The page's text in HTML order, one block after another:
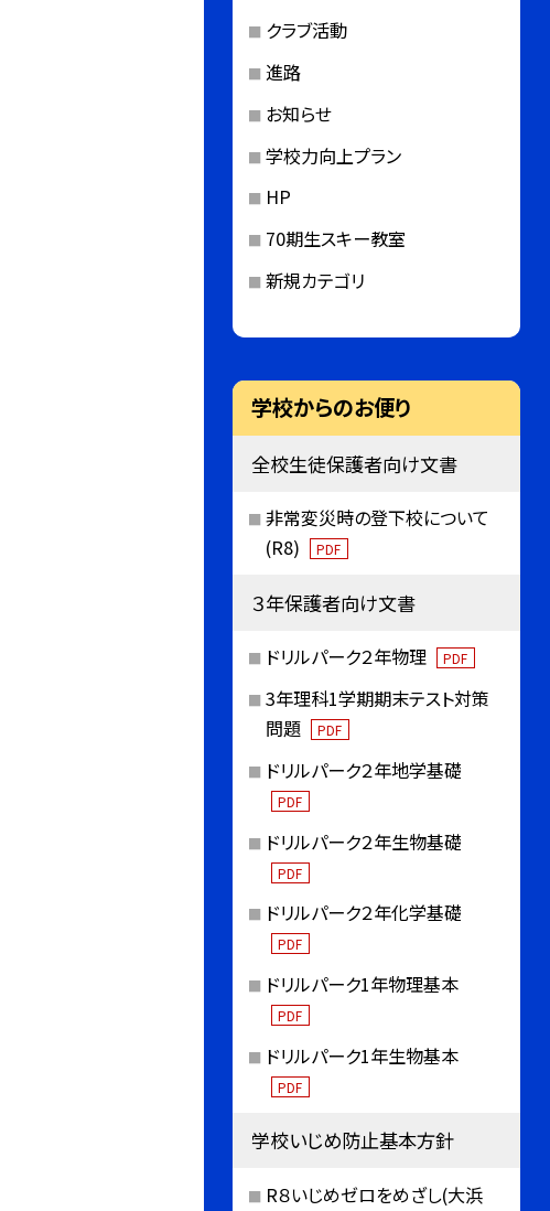
クラブ活動
進路
お知らせ
学校力向上プラン
HP
70期生スキー教室
新規カテゴリ
学校からのお便り
全校生徒保護者向け文書
非常変災時の登下校について
(R8)
PDF
３年保護者向け文書
ドリルパーク２年物理 PDF
3年理科1学期期末テスト対策
問題
PDF
ドリルパーク２年地学基礎
PDF
ドリルパーク２年生物基礎
PDF
ドリルパーク２年化学基礎
PDF
ドリルパーク1年物理基本
PDF
ドリルパーク1年生物基本
PDF
学校いじめ防止基本方針
R８いじめゼロをめざし(大浜